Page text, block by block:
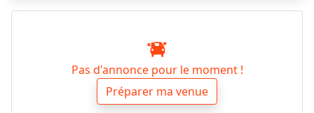
Pas d'annonce pour le moment !
Préparer ma venue